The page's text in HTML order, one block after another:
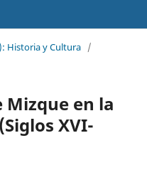
Historia y Cultura /
Mizque en la
XVI-